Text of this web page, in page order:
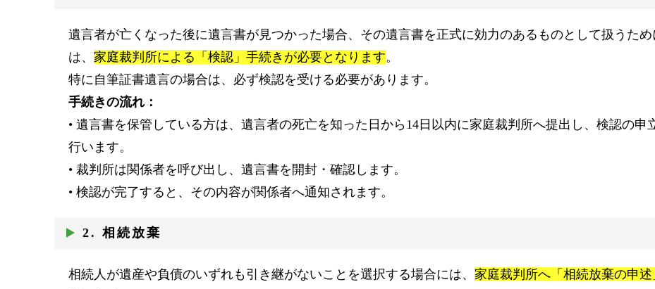
遺言者が亡くなった後に遺言書が見つかった場合、その遺言書を正式に効力のあるものとして扱うため
は、 家庭裁判所による「検認」手続きが必要となります。
特に自筆証書遺言の場合は、必ず検認を受ける必要があります。
手続きの流れ：
• 遺言書を保管している方は、遺言者の死亡を知った日から14日以内に家庭裁判所へ提出し、検認の申
行います。
• 裁判所は関係者を呼び出し、遺言書を開封・確認します。
• 検認が完了すると、その内容が関係者へ通知されます。
2. 相続放棄
相続人が遺産や負債のいずれも引き継がないことを選択する場合には、 家庭裁判所へ「相続放棄の申述